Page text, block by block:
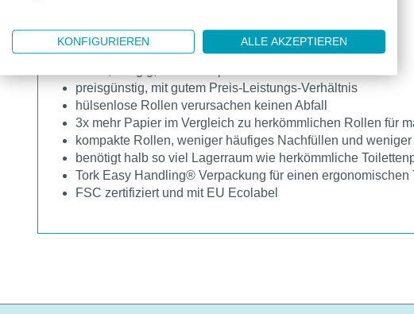
WC-Papier aus 100% recycelten Fasern
preisgünstig, mit gutem Preis-Leistungs-Verhältnis
hülsenlose Rollen verursachen keinen Abfall
3x mehr Papier im Vergleich zu herkömmlichen Rollen für
kompakte Rollen, weniger häufiges Nachfüllen und
benötigt halb so viel Lagerraum wie herkömmliche
Tork Easy Handling® Verpackung für einen ergonomischen
FSC zertifiziert und mit EU Ecolabel
KONFIGURIEREN ALLE AKZEPTIEREN